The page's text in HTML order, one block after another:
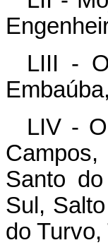
LIII -
LIV -
Santo
Sul,
do Turvo,